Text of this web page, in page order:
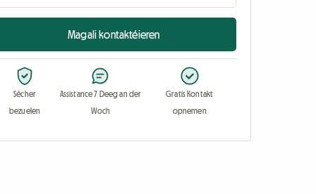
Magali kontaktéieren
Sécher
bezuelen
Assistance 7 Deeg an der
Woch
Gratis Kontakt
opnemen